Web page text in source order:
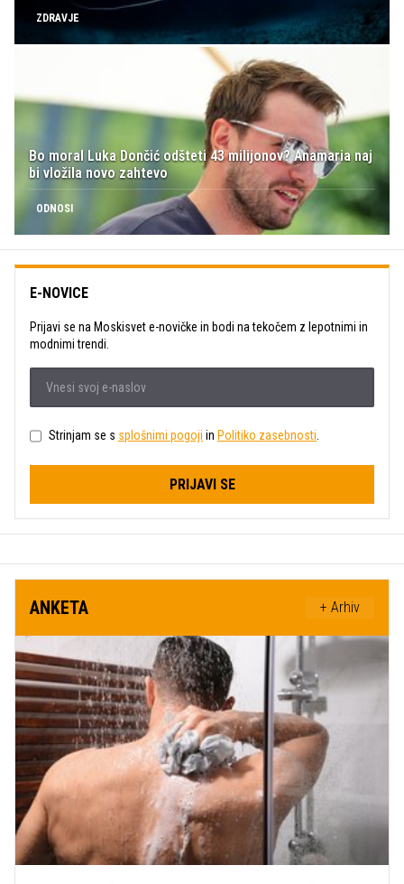
ZDRAVJE
Bo moral Luka Dončić odšteti 43 milijonov? Anamaria naj
bi vložila novo zahtevo
ODNOSI
E-NOVICE
Prijavi se na Moskisvet e-novičke in bodi na tekočem z lepotnimi in
modnimi trendi.
Strinjam se s splošnimi pogoji in Politiko zasebnosti
PRIJAVI SE
ANKETA + Arhiv